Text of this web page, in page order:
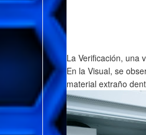
La Verificación, una
En la Visual, se
material extraño